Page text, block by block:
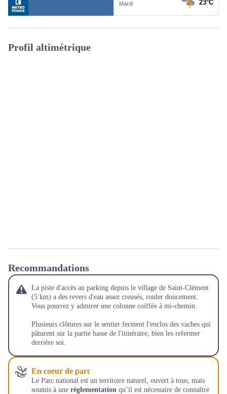
Profil altimétrique
Recommandations
La piste d'accès au parking depuis le village de Saint-Clément
(5 km) a des revers d'eau assez creusés, rouler doucement.
Vous pourrez y admirer une colonne coiffée à mi-chemin.
Plusieurs clôtures sur le sentier ferment l'enclos des vaches qui
pâturent sur la partie basse de l'itinéraire, bien les refermer
derrière soi.
En coeur de parc
Le Parc national est un territoire naturel, ouvert à tous, mais
soumis à une réglementation qu’il est nécessaire de connaître